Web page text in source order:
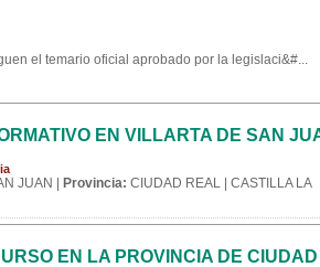
el temario oficial aprobado por la legislaci&#...
EN VILLARTA DE SAN
JUAN | Provincia: CIUDAD REAL | CASTILLA LA
EN LA PROVINCIA DE